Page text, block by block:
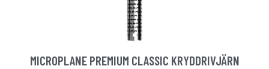
MICROPLANE PREMIUM CLASSIC KRYDDRIVJÄRN